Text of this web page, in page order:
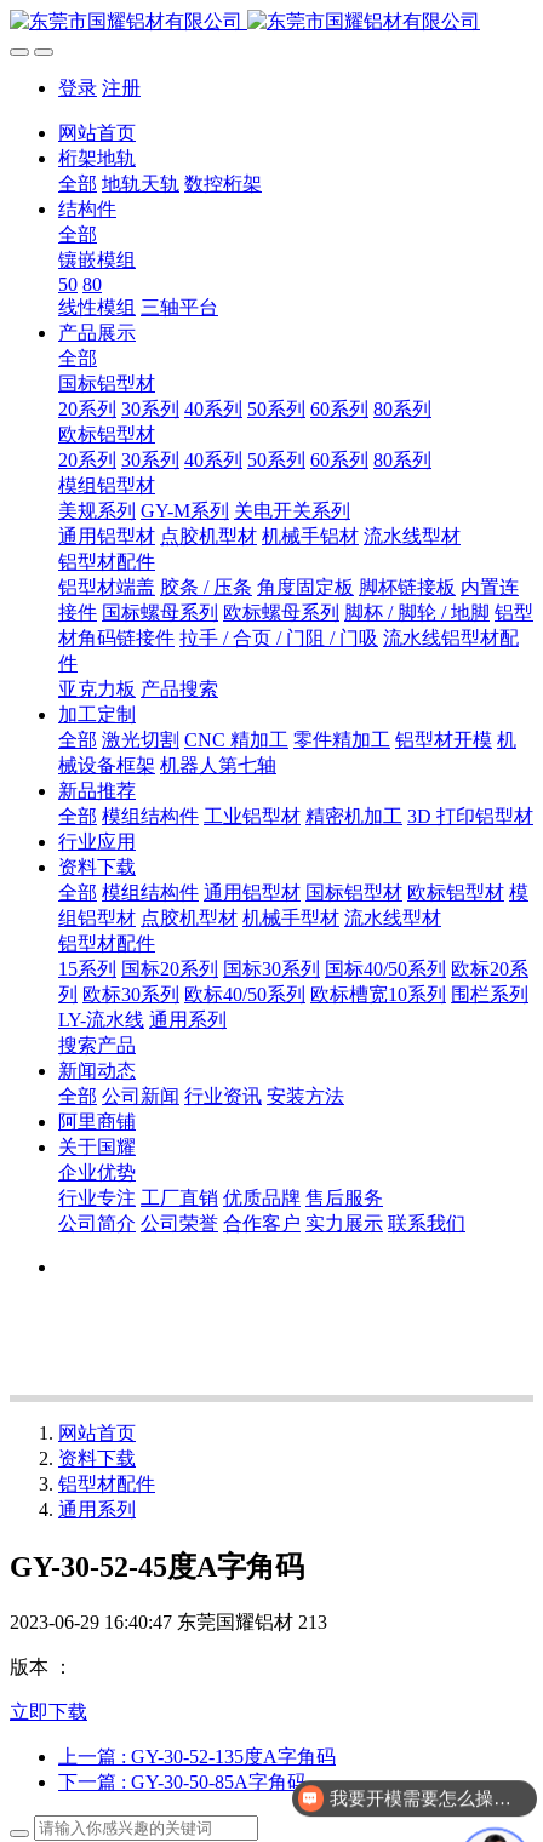
登录 注册
网站首页
桁架地轨
全部 地轨天轨 数控桁架
结构件
全部
镶嵌模组
50 80
线性模组 三轴平台
产品展示
全部
国标铝型材
20系列 30系列 40系列 50系列 60系列 80系列
欧标铝型材
20系列 30系列 40系列 50系列 60系列 80系列
模组铝型材
美规系列 GY-M系列 关电开关系列
通用铝型材 点胶机型材 机械手铝材 流水线型材
铝型材配件
铝型材端盖 胶条 / 压条 角度固定板 脚杯链接板 内置连
接件 国标螺母系列 欧标螺母系列 脚杯 / 脚轮 / 地脚 铝型
材角码链接件 拉手 / 合页 / 门阻 / 门吸 流水线铝型材配
件
亚克力板 产品搜索
加工定制
全部 激光切割 CNC 精加工 零件精加工 铝型材开模 机
械设备框架 机器人第七轴
新品推荐
全部 模组结构件 工业铝型材 精密机加工 3D 打印铝型材
行业应用
资料下载
全部 模组结构件 通用铝型材 国标铝型材 欧标铝型材 模
组铝型材 点胶机型材 机械手型材 流水线型材
铝型材配件
15系列 国标20系列 国标30系列 国标40/50系列 欧标20系
列 欧标30系列 欧标40/50系列 欧标槽宽10系列 围栏系列
LY-流水线 通用系列
搜索产品
新闻动态
全部 公司新闻 行业资讯 安装方法
阿里商铺
关于国耀
企业优势
行业专注 工厂直销 优质品牌 售后服务
公司简介 公司荣誉 合作客户 实力展示 联系我们
网站首页
资料下载
铝型材配件
通用系列
GY-30-52-45度A字角码
2023-06-29 16:40:47 东莞国耀铝材 213
版本 ：
立即下载
上一篇 : GY-30-52-135度A字角码
下一篇 : GY-30-50-85A字角码
我要开模需要怎么操作？